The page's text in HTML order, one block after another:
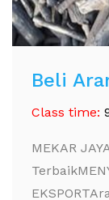
Beli
Class time:
MEKAR